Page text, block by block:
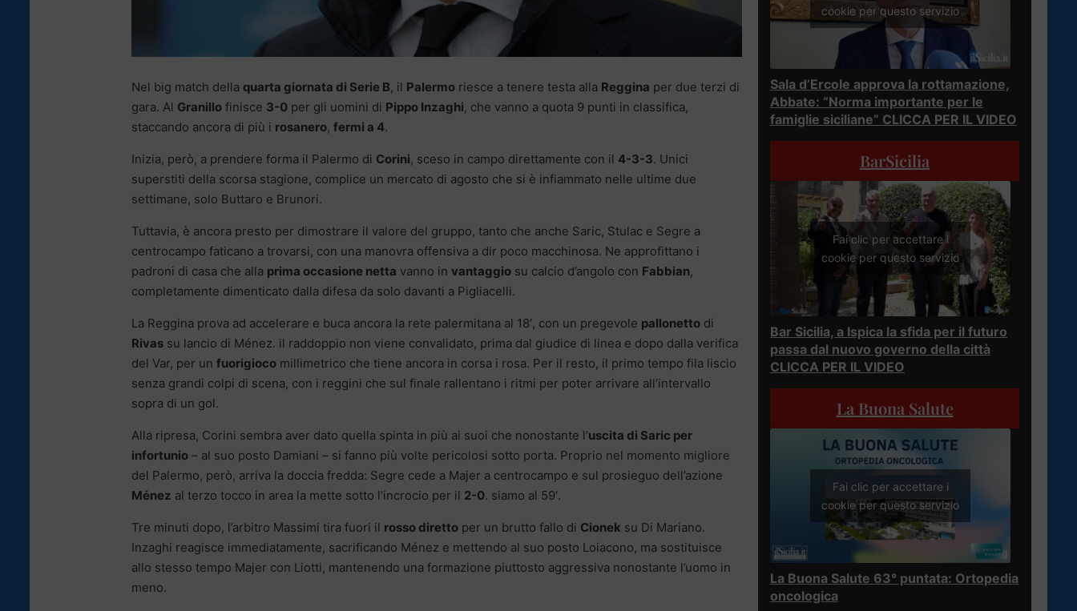
Nel big match della quarta giornata di Serie B, il Palermo riesce a tenere testa alla Reggina per due terzi di
gara. Al Granillo finisce 3-0 per gli uomini di Pippo Inzaghi, che vanno a quota 9 punti in classifica,
staccando ancora di più i rosanero, fermi a 4.
Inizia, però, a prendere forma il Palermo di Corini, sceso in campo direttamente con il 4-3-3. Unici
superstiti della scorsa stagione, complice un mercato di agosto che si è infiammato nelle ultime due
settimane, solo Buttaro e Brunori.
Tuttavia, è ancora presto per dimostrare il valore del gruppo, tanto che anche Saric, Stulac e Segre a
centrocampo faticano a trovarsi, con una manovra offensiva a dir poco macchinosa. Ne approfittano i
padroni di casa che alla prima occasione netta vanno in vantaggio su calcio d’angolo con Fabbian,
completamente dimenticato dalla difesa da solo davanti a Pigliacelli.
La Reggina prova ad accelerare e buca ancora la rete palermitana al 18′, con un pregevole pallonetto di
Rivas su lancio di Ménez. il raddoppio non viene convalidato, prima dal giudice di linea e dopo dalla verifica
del Var, per un fuorigioco millimetrico che tiene ancora in corsa i rosa. Per il resto, il primo tempo fila liscio
senza grandi colpi di scena, con i reggini che sul finale rallentano i ritmi per poter arrivare all’intervallo
sopra di un gol.
Alla ripresa, Corini sembra aver dato quella spinta in più ai suoi che nonostante l’uscita di Saric per
infortunio – al suo posto Damiani – si fanno più volte pericolosi sotto porta. Proprio nel momento migliore
del Palermo, però, arriva la doccia fredda: Segre cede a Majer a centrocampo e sul prosieguo dell’azione
Ménez al terzo tocco in area la mette sotto l’incrocio per il 2-0. siamo al 59′.
Tre minuti dopo, l’arbitro Massimi tira fuori il rosso diretto per un brutto fallo di Cionek su Di Mariano.
Inzaghi reagisce immediatamente, sacrificando Ménez e mettendo al suo posto Loiacono, ma sostituisce
allo stesso tempo Majer con Liotti, mantenendo una formazione piuttosto aggressiva nonostante l’uomo in
meno.
cookie per questo servizio
Sala d’Ercole approva la rottamazione,
Abbate: “Norma importante per le
famiglie siciliane” CLICCA PER IL VIDEO
BarSicilia
Fai clic per accettare i
cookie per questo servizio
Bar Sicilia, a Ispica la sfida per il futuro
passa dal nuovo governo della città
CLICCA PER IL VIDEO
La Buona Salute
Fai clic per accettare i
cookie per questo servizio
La Buona Salute 63° puntata: Ortopedia
oncologica